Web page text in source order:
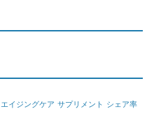
エイジングケア サプリメント シェア率